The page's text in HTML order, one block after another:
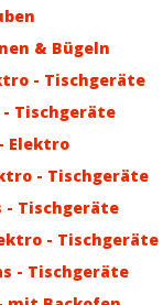
& Bügeln
- Tischgeräte
- Tischgeräte
Elektro
- Tischgeräte
- Tischgeräte
- Tischgeräte
- Tischgeräte